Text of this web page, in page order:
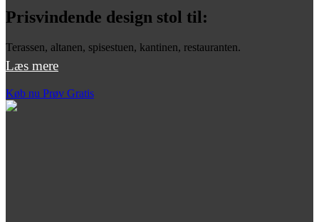
Prisvindende design stol til:
Terassen, altanen, spisestuen, kantinen, restauranten.
Læs mere
Køb nu Prøv Gratis